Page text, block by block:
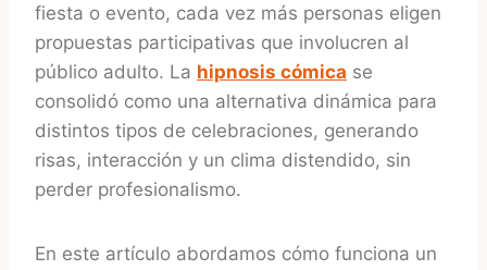
fiesta o evento, cada vez más personas eligen
propuestas participativas que involucren al
público adulto. La hipnosis cómica se
consolidó como una alternativa dinámica para
distintos tipos de celebraciones, generando
risas, interacción y un clima distendido, sin
perder profesionalismo.
En este artículo abordamos cómo funciona un